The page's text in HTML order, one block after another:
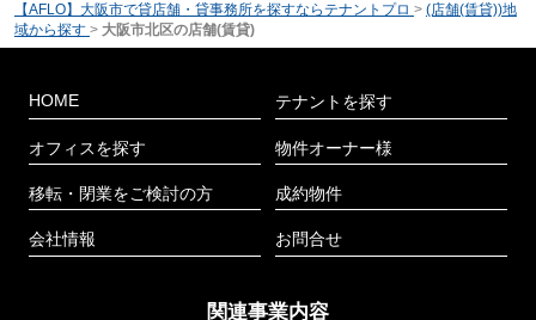
【AFLO】大阪市で貸店舗・貸事務所を探すならテナントプロ > (店舗(賃貸))地
域から探す > 大阪市北区の店舗(賃貸)
HOME
オフィスを探す
移転・閉業をご検討の方
会社情報
テナントを探す
物件オーナー様
成約物件
お問合せ
関連事業内容